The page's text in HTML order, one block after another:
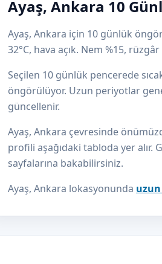
Ayaş, Ankara 10
Ayaş, Ankara için 10 günlük
32°C, hava açık. Nem %15,
Seçilen 10 günlük pencerede
öngörülüyor. Uzun periyotlar
güncellenir.
Ayaş, Ankara çevresinde
profili aşağıdaki tabloda yer alır.
sayfalarına bakabilirsiniz.
Ayaş, Ankara lokasyonunda